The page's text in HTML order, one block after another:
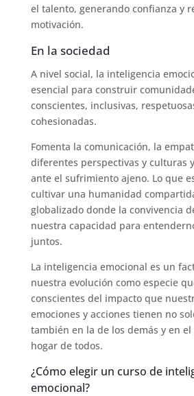
el talento, generando confianza y
motivación.
En la sociedad
A nivel social, la inteligencia
esencial para construir
conscientes, inclusivas,
cohesionadas.
Fomenta la comunicación, la
diferentes perspectivas y culturas
ante el sufrimiento ajeno. Lo que
cultivar una humanidad
globalizado donde la convivencia
nuestra capacidad para
juntos.
La inteligencia emocional es un
nuestra evolución como especie
conscientes del impacto que
emociones y acciones tienen no
también en la de los demás y en
hogar de todos.
¿Cómo elegir un curso de
emocional?